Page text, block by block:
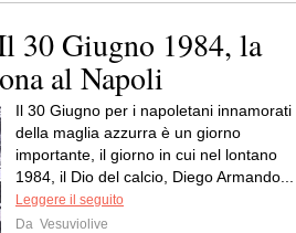
30 Giugno 1984, la
al Napoli
Il 30 Giugno per i napoletani innamorati
della maglia azzurra è un giorno
importante, il giorno in cui nel lontano
1984, il Dio del calcio, Diego Armando...
Leggere il seguito
Da Vesuviolive